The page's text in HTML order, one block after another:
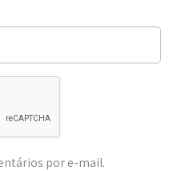
por e-mail.